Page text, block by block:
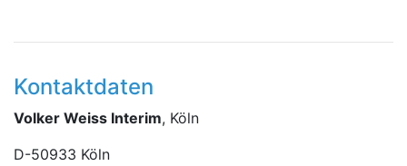
Kontaktdaten
Volker Weiss Interim, Köln
D-50933 Köln